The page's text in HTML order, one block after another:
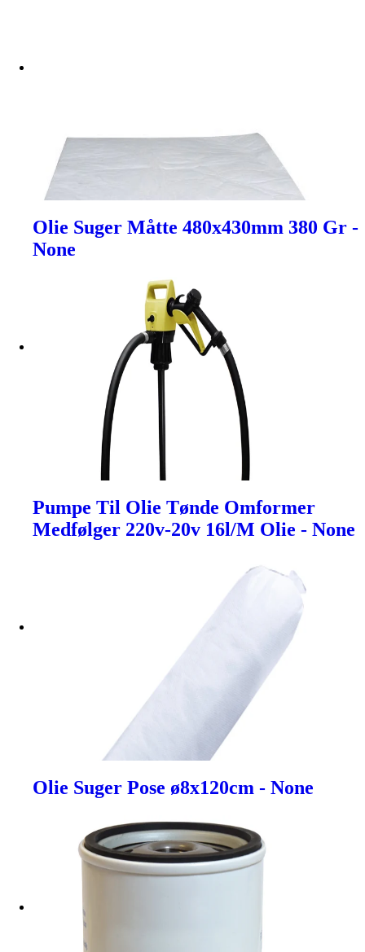
Olie Suger Måtte 480x430mm 380 Gr -
None
Pumpe Til Olie Tønde Omformer
Medfølger 220v-20v 16l/M Olie - None
Olie Suger Pose ø8x120cm - None